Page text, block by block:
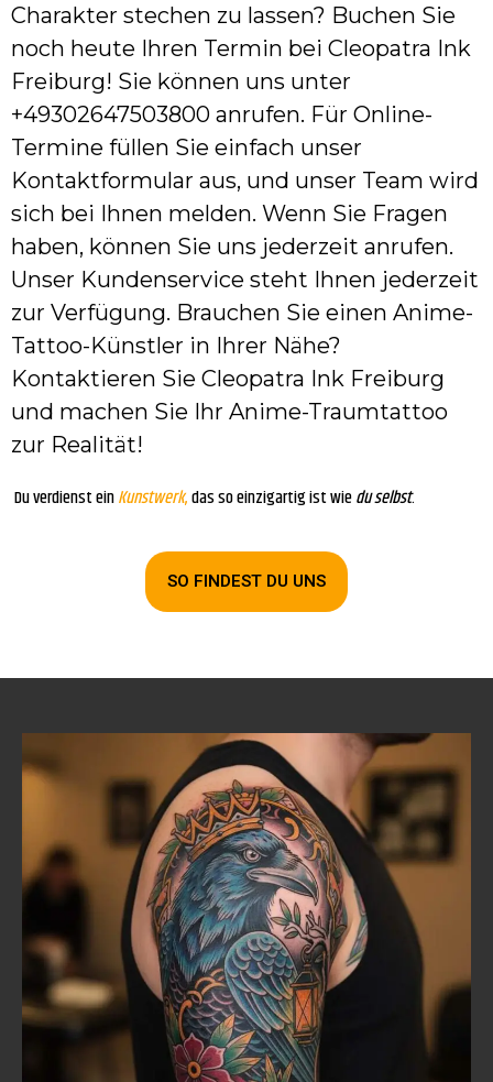
Charakter stechen zu lassen? Buchen Sie
noch heute Ihren Termin bei Cleopatra Ink
Freiburg! Sie können uns unter
+49302647503800 anrufen. Für Online-
Termine füllen Sie einfach unser
Kontaktformular aus, und unser Team wird
sich bei Ihnen melden. Wenn Sie Fragen
haben, können Sie uns jederzeit anrufen.
Unser Kundenservice steht Ihnen jederzeit
zur Verfügung. Brauchen Sie einen Anime-
Tattoo-Künstler in Ihrer Nähe?
Kontaktieren Sie Cleopatra Ink Freiburg
und machen Sie Ihr Anime-Traumtattoo
zur Realität!
Du verdienst einKunstwerk,das so einzigartig ist wiedu selbst.
SO FINDEST DU UNS